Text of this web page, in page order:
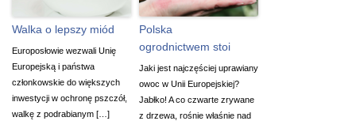
Walka o lepszy miód
Europosłowie wezwali Unię
Europejską i państwa
członkowskie do większych
inwestycji w ochronę pszczół,
walkę z podrabianym […]
Polska
ogrodnictwem stoi
Jaki jest najczęściej uprawiany
owoc w Unii Europejskiej?
Jabłko! A co czwarte zrywane
z drzewa, rośnie właśnie nad